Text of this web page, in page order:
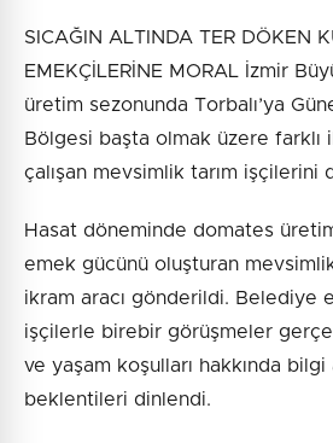
SICAĞIN ALTINDA TER DÖKEN
EMEKÇİLERİNE MORAL İzmir
üretim sezonunda Torbalı’ya
Bölgesi başta olmak üzere farklı
çalışan mevsimlik tarım işçilerini
Hasat döneminde domates
emek gücünü oluşturan
ikram aracı gönderildi. Belediye
işçilerle birebir görüşmeler
ve yaşam koşulları hakkında bilgi
beklentileri dinlendi.